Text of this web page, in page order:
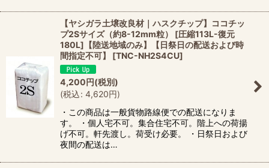
【ヤシガラ土壌改良材｜ハスクチップ】ココチッ
プ2Sサイズ（約8-12mm粒） [圧縮113L-復元
180L]【陸送地域のみ】【日祭日の配送および時
間指定不可】
[TNC-NH2S4CU]
4,200円(税別)
(税込: 4,620円)
・この商品は一般貨物路線便での配送になりま
す。 ・個人宅不可。集合住宅不可。階上への荷揚
げ不可。軒先渡し。荷受け必要。 ・日祭日および
夜間の配送は…